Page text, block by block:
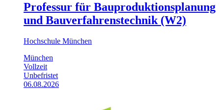
Professur für Bauproduktionsplanung
und Bauverfahrenstechnik (W2)
Hochschule München
München
Vollzeit
Unbefristet
06.08.2026